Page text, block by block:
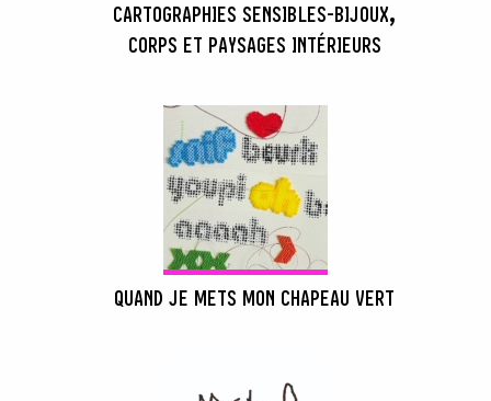
CARTOGRAPHIES SENSIBLES-BIJOUX,
CORPS ET PAYSAGES INTÉRIEURS
QUAND JE METS MON CHAPEAU VERT